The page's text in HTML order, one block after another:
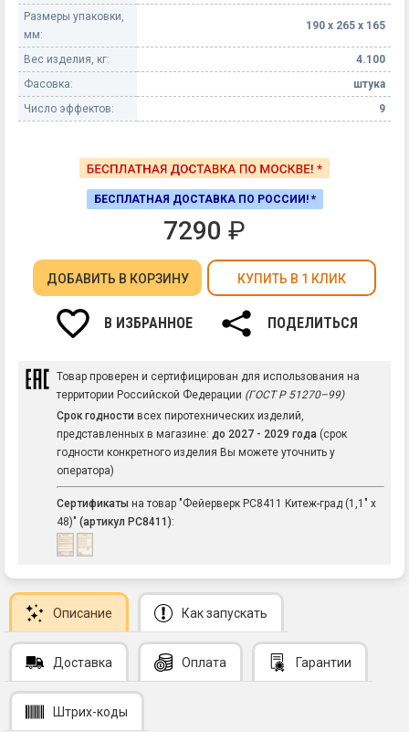
Размеры упаковки,
мм:
190 х 265 х 165
Вес изделия, кг:
4.100
Фасовка:
штука
Число эффектов:
9
БЕСПЛАТНАЯ ДОСТАВКА ПО РОССИИ! *
7290 ₽
ДОБАВИТЬ В КОРЗИНУ КУПИТЬ В 1 КЛИК
В ИЗБРАННОЕ ПОДЕЛИТЬСЯ
Товар проверен и сертифицирован для использования на
территории Российской Федерации (ГОСТ Р 51270–99)
Срок годности всех пиротехнических изделий,
представленных в магазине: до 2027 - 2029 года (срок
годности конкретного изделия Вы можете уточнить у
оператора)
Сертификаты на товар "Фейерверк РС8411 Китеж-град (1,1" х
48)" (артикул РС8411):
Описание Как запускать
Доставка Оплата Гарантии
Штрих-коды